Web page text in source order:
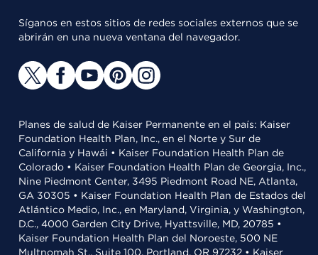
Síganos en estos sitios de redes sociales externos que se
abrirán en una nueva ventana del navegador.
Planes de salud de Kaiser Permanente en el país: Kaiser
Foundation Health Plan, Inc., en el Norte y Sur de
California y Hawái • Kaiser Foundation Health Plan de
Colorado • Kaiser Foundation Health Plan de Georgia, Inc.,
Nine Piedmont Center, 3495 Piedmont Road NE, Atlanta,
GA 30305 • Kaiser Foundation Health Plan de Estados del
Atlántico Medio, Inc., en Maryland, Virginia, y Washington,
D.C., 4000 Garden City Drive, Hyattsville, MD, 20785 •
Kaiser Foundation Health Plan del Noroeste, 500 NE
Multnomah St., Suite 100, Portland, OR 97232 • Kaiser